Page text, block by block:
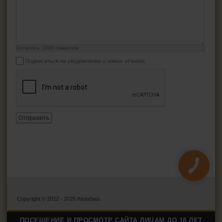
Осталось: 1000 символов
Подписаться на уведомления о новых отзывах
Отправить
Copyright © 2012 - 2026 Калабаш.
ПОСЕЩЕНИЕ И ПРОСМОТР САЙТА ЛИЦАМ ДО 18 ЛЕТ
КНОПКА
ЗВ'ЯЗКУ